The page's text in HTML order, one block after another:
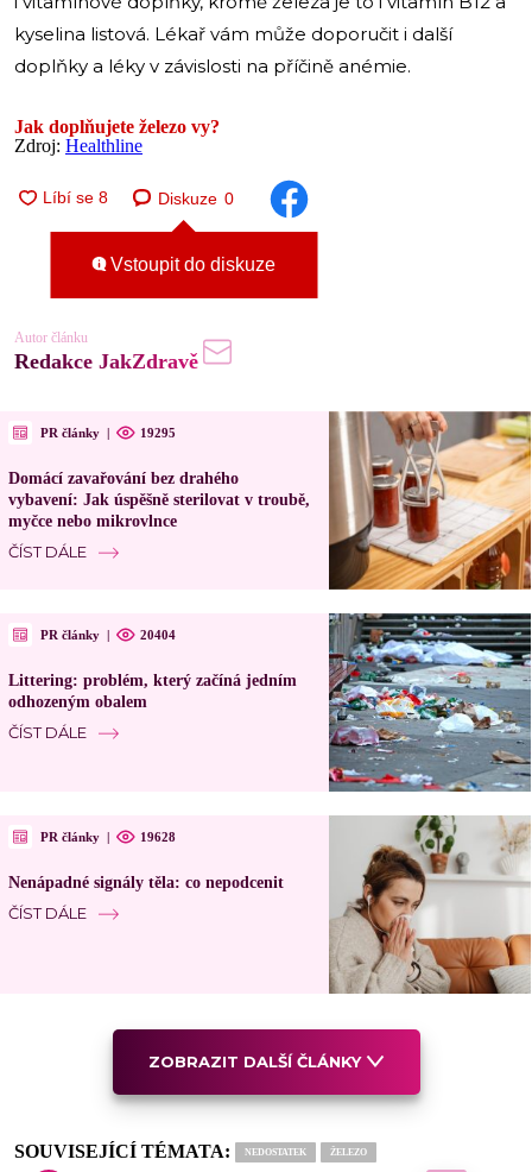
kyselina listová. Lékař vám může doporučit i další
doplňky a léky v závislosti na příčině anémie.
Jak doplňujete železo vy?
Zdroj: Healthline
Diskuze 0
Vstoupit do diskuze
Autor článku
Redakce JakZdravě
PR články | 19295
Domácí zavařování bez drahého
vybavení: Jak úspěšně sterilovat v troubě,
myčce nebo mikrovlnce
ČÍST DÁLE
PR články | 20404
Littering: problém, který začíná jedním
odhozeným obalem
ČÍST DÁLE
PR články | 19628
Nenápadné signály těla: co nepodcenit
ČÍST DÁLE
ZOBRAZIT DALŠÍ ČLÁNKY
SOUVISEJÍCÍ TÉMATA: NEDOSTATEK ŽELEZO